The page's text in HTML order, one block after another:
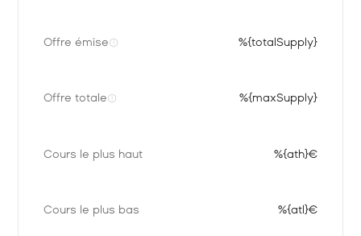
Offre émise %{totalSupply}
Offre totale %{maxSupply}
Cours le plus haut %{ath}€
Cours le plus bas %{atl}€